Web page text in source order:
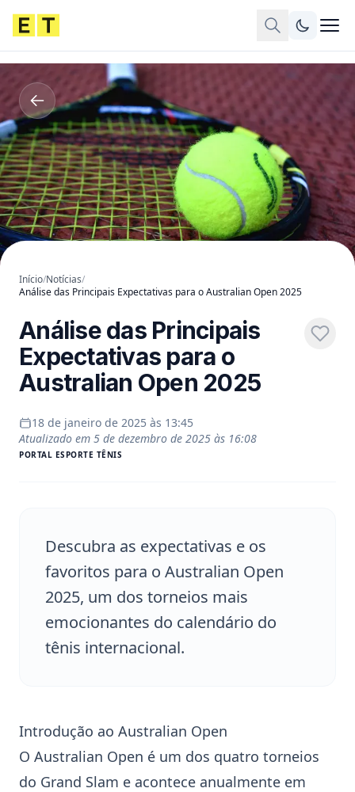
Início/Notícias/
Análise das Principais Expectativas para o Australian Open 2025
Análise das Principais
Expectativas para o
Australian Open 2025
18 de janeiro de 2025 às 13:45
Atualizado em 5 de dezembro de 2025 às 16:08
PORTAL ESPORTE TÊNIS
Descubra as expectativas e os
favoritos para o Australian Open
2025, um dos torneios mais
emocionantes do calendário do
tênis internacional.
Introdução ao Australian Open
O Australian Open é um dos quatro torneios
do Grand Slam e acontece anualmente em